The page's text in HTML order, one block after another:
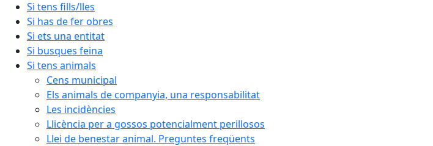
Si tens fills/lles
Si has de fer obres
Si ets una entitat
Si busques feina
Si tens animals
Cens municipal
Els animals de companyia, una responsabilitat
Les incidències
Llicència per a gossos potencialment perillosos
Llei de benestar animal. Preguntes freqüents